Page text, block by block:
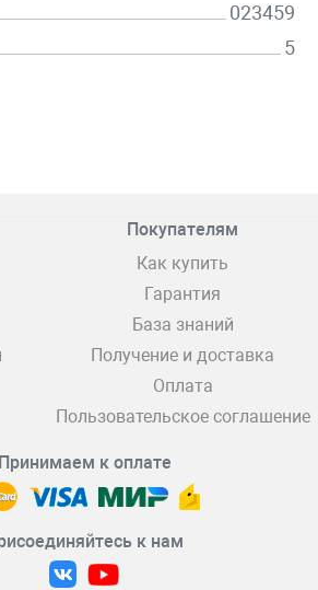
023459
5
Покупателям
Как купить
Гарантия
База знаний
Получение и доставка
Оплата
Пользовательское соглашение
Принимаем к оплате
к нам